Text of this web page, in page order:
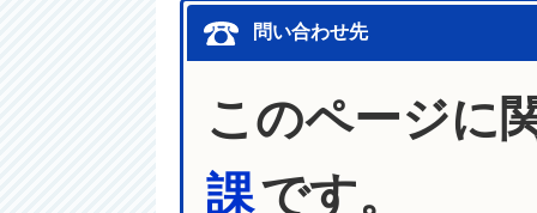
問い合わせ先
このページに
課です。